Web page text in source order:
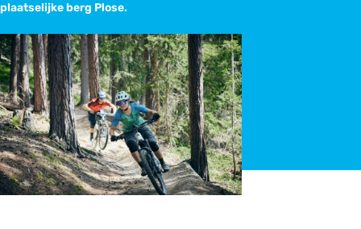
plaatselijke berg Plose.